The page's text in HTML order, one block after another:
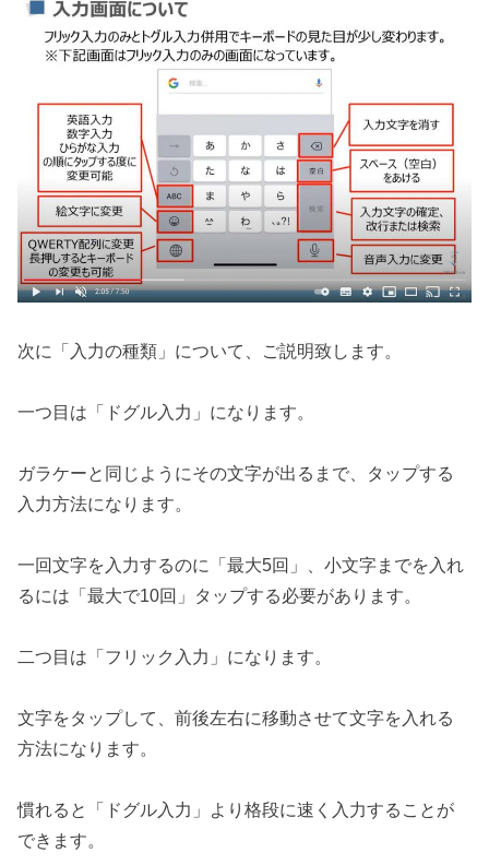
次に「入力の種類」について、ご説明致します。
一つ目は「ドグル入力」になります。
ガラケーと同じようにその文字が出るまで、タップする
入力方法になります。
一回文字を入力するのに「最大5回」、小文字までを入れ
るには「最大で10回」タップする必要があります。
二つ目は「フリック入力」になります。
文字をタップして、前後左右に移動させて文字を入れる
方法になります。
慣れると「ドグル入力」より格段に速く入力することが
できます。